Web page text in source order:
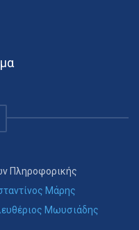
Πληροφορικής
Μάρης
Μωυσιάδης